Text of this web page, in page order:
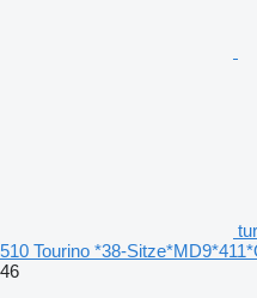
510 Tourino *38-
46